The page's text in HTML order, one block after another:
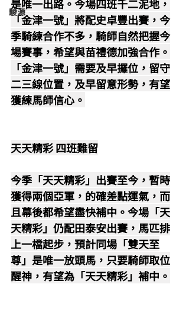
駿源
是唯一出路。今場四班千二泥地，
「金津一號」將配史卓豐出賽，今
季騎練合作不多，騎師自然把握今
場賽事，希望與苗禮德加強合作。
「金津一號」需要及早攞位，留守
二三線位置，及早留意形勢，有望
獲練馬師信心。
天天精彩 四班難留
今季「天天精彩」出賽至今，暫時
獲得兩個亞軍，的確差點運氣，而
且幕後都希望盡快補中。今場「天
天精彩」仍配田泰安出賽，馬匹排
上一檔起步，預計同場「雙天至
尊」是唯一放頭馬，只要騎師取位
醒神，有望為「天天精彩」補中。